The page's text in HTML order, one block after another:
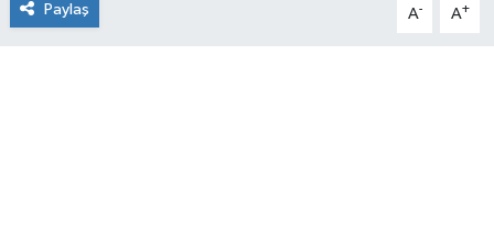
Paylaş A- A+